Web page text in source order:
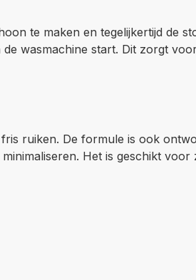
te maken en tegelijkertijd de
wasmachine start. Dit zorgt
ruiken. De formule is ook
Het is geschikt voor